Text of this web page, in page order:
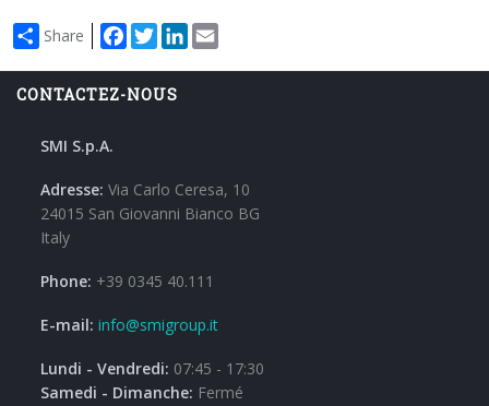
Share Facebook
TwitterLinkedIn
CONTACTEZ-NOUS
SMI S.p.A.
Adresse: Via Carlo Ceresa, 10
24015 San Giovanni Bianco BG
Italy
Phone: +39 0345 40.111
E-mail: info@smigroup.it
Lundi - Vendredi: 07:45 - 17:30
Samedi - Dimanche: Fermé